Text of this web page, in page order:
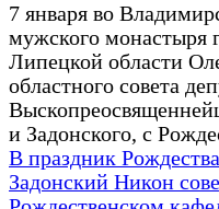
7 января во
мужского монастыря
Липецкой области
областного совета
и Задонского, с
В праздник
Задонский Никон